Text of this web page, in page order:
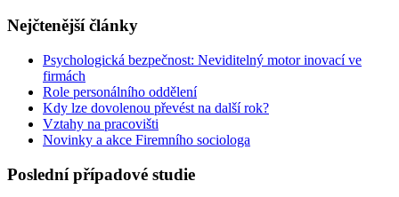
Nejčtenější články
Psychologická bezpečnost: Neviditelný motor inovací ve
firmách
Role personálního oddělení
Kdy lze dovolenou převést na další rok?
Vztahy na pracovišti
Novinky a akce Firemního sociologa
Poslední případové studie